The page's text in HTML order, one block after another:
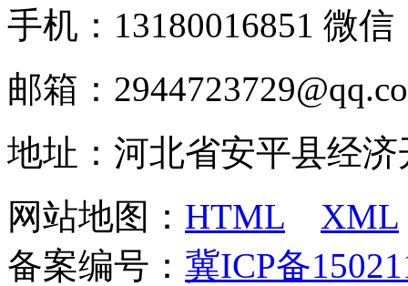
手机：13180016851 微信
邮箱：
地址：河北省安平县经济
网站地图： HTML
XML
备案编号： 冀ICP备